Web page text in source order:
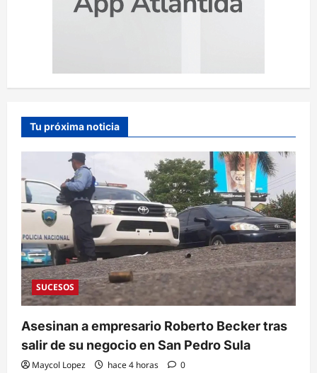
Tu próxima noticia
SUCESOS
Asesinan a empresario Roberto Becker tras
salir de su negocio en San Pedro Sula
Maycol Lopez hace 4 horas 0